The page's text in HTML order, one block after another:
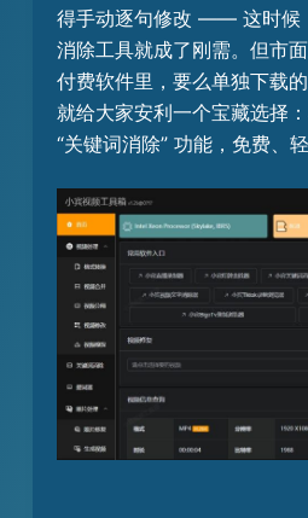
得手动逐句修改 —— 这时候
消除工具就成了刚需。但市
付费软件里，要么单独下载
就给大家安利一个宝藏选择
“关键词消除” 功能，免费、